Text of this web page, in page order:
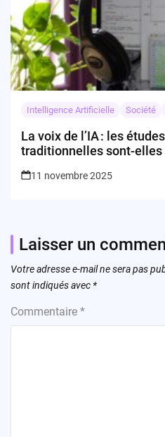
Intelligence Artificielle Société
La voix de l’IA : les
traditionnelles sont-elles
11 novembre 2025
Laisser un
Votre adresse e-mail ne sera pas
sont indiqués avec *
Commentaire *